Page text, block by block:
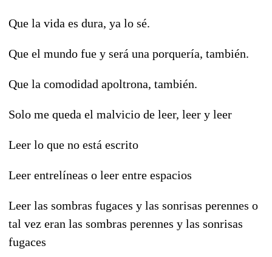
Que la vida es dura, ya lo sé.
Que el mundo fue y será una porquería, también.
Que la comodidad apoltrona, también.
Solo me queda el malvicio de leer, leer y leer
Leer lo que no está escrito
Leer entrelíneas o leer entre espacios
Leer las sombras fugaces y las sonrisas perennes o
tal vez eran las sombras perennes y las sonrisas
fugaces